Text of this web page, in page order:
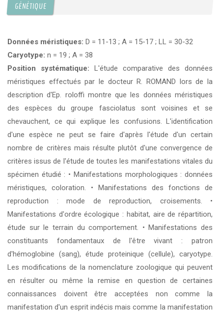
GÉNÉTIQUE
Données méristiques: D = 11-13 ; A = 15-17 ; LL = 30-32
Caryotype: n = 19 ; A = 38
Position systématique: L'étude comparative des données
méristiques effectués par le docteur R. ROMAND lors de la
description d'Ep. roloffi montre que les données méristiques
des espèces du groupe fasciolatus sont voisines et se
chevauchent, ce qui explique les confusions. L'identification
d'une espèce ne peut se faire d'après l'étude d'un certain
nombre de critères mais résulte plutôt d'une convergence de
critères issus de l'étude de toutes les manifestations vitales du
spécimen étudié : • Manifestations morphologiques : données
méristiques, coloration. • Manifestations des fonctions de
reproduction : mode de reproduction, croisements. •
Manifestations d'ordre écologique : habitat, aire de répartition,
étude sur le terrain du comportement. • Manifestations des
constituants fondamentaux de l'être vivant : patron
d'hémoglobine (sang), étude proteinique (cellule), caryotype.
Les modifications de la nomenclature zoologique qui peuvent
en résulter ou même la remise en question de certaines
connaissances doivent être acceptées non comme la
manifestation d'un esprit indécis mais comme la manifestation